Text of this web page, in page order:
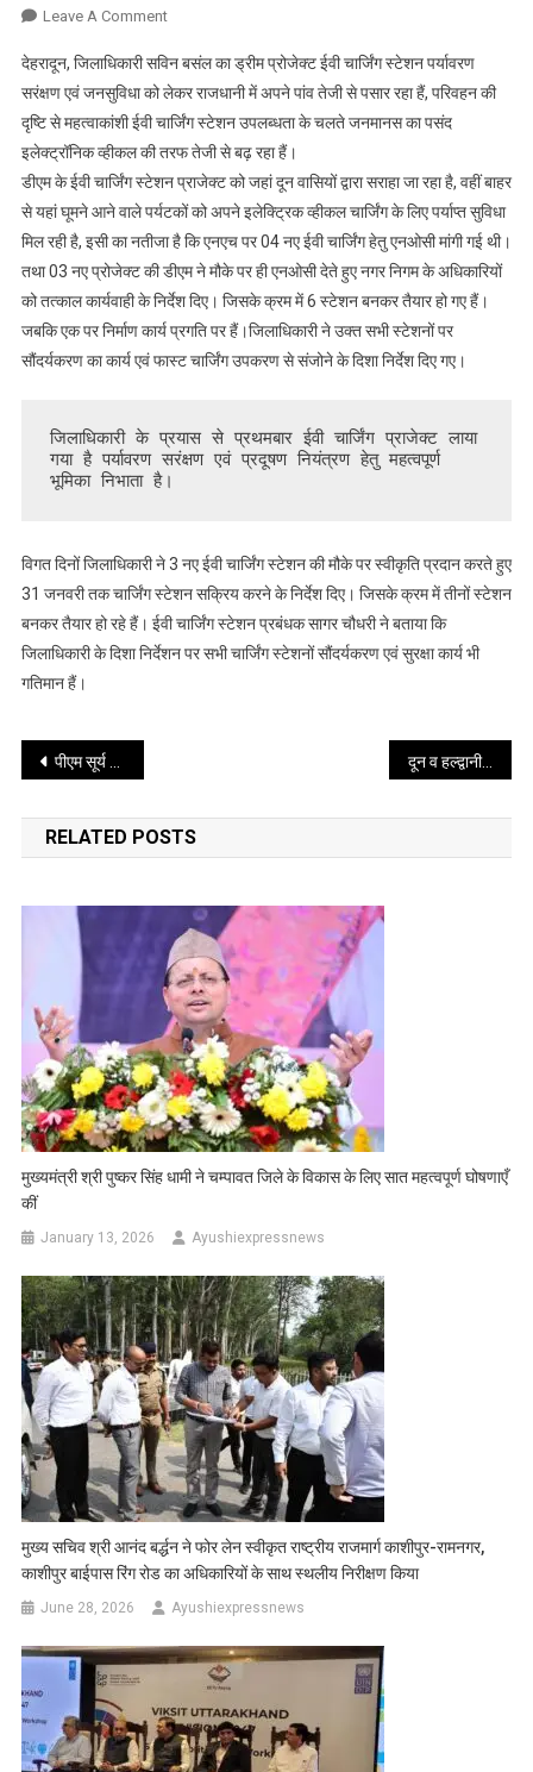
Leave A CommentOn
में
अब
07
ईवी
चार्जिंग
स्टेशन
का
जनमानस
को
लाभ
देहरादून, जिलाधिकारी सविन बसंल का ड्रीम प्रोजेक्ट ईवी चार्जिंग स्टेशन पर्यावरण
सरंक्षण एवं जनसुविधा को लेकर राजधानी में अपने पांव तेजी से पसार रहा हैं, परिवहन की
दृष्टि से महत्वाकांशी ईवी चार्जिंग स्टेशन उपलब्धता के चलते जनमानस का पसंद
इलेक्ट्रॉनिक व्हीकल की तरफ तेजी से बढ़ रहा हैं।
डीएम के ईवी चार्जिंग स्टेशन प्राजेक्ट को जहां दून वासियों द्वारा सराहा जा रहा है, वहीं बाहर
से यहां घूमने आने वाले पर्यटकों को अपने इलेक्ट्रिक व्हीकल चार्जिंग के लिए पर्याप्त सुविधा
मिल रही है, इसी का नतीजा है कि एनएच पर 04 नए ईवी चार्जिंग हेतु एनओसी मांगी गई थी।
तथा 03 नए प्रोजेक्ट की डीएम ने मौके पर ही एनओसी देते हुए नगर निगम के अधिकारियों
को तत्काल कार्यवाही के निर्देश दिए। जिसके क्रम में 6 स्टेशन बनकर तैयार हो गए हैं।
जबकि एक पर निर्माण कार्य प्रगति पर हैं।जिलाधिकारी ने उक्त सभी स्टेशनों पर
सौंदर्यकरण का कार्य एवं फास्ट चार्जिंग उपकरण से संजोने के दिशा निर्देश दिए गए।
जिलाधिकारी के प्रयास से प्रथमबार ईवी चार्जिंग प्राजेक्ट लाया
गया है पर्यावरण सरंक्षण एवं प्रदूषण नियंत्रण हेतु महत्वपूर्ण
भूमिका निभाता है।
विगत दिनों जिलाधिकारी ने 3 नए ईवी चार्जिंग स्टेशन की मौके पर स्वीकृति प्रदान करते हुए
31 जनवरी तक चार्जिंग स्टेशन सक्रिय करने के निर्देश दिए। जिसके क्रम में तीनों स्टेशन
बनकर तैयार हो रहे हैं। ईवी चार्जिंग स्टेशन प्रबंधक सागर चौधरी ने बताया कि
जिलाधिकारी के दिशा निर्देशन पर सभी चार्जिंग स्टेशनों सौंदर्यकरण एवं सुरक्षा कार्य भी
गतिमान हैं।
Post
navigation
पीएम सूर्य घर योजना में उत्तराखंड ने शानदार उपलब्धि दर्ज की है- मुख्यमंत्री दून व हल्द्वानी के स्टेडियम में खिलाड़ियों के लिए विशेष व्यवस्था
RELATED POSTS
मुख्यमंत्री श्री पुष्कर सिंह धामी ने चम्पावत जिले के विकास के लिए सात महत्वपूर्ण घोषणाएँ
कीं
January 13, 2026 Ayushiexpressnews
मुख्य सचिव श्री आनंद बर्द्धन ने फोर लेन स्वीकृत राष्ट्रीय राजमार्ग काशीपुर-रामनगर,
काशीपुर बाईपास रिंग रोड का अधिकारियों के साथ स्थलीय निरीक्षण किया
June 28, 2026 Ayushiexpressnews